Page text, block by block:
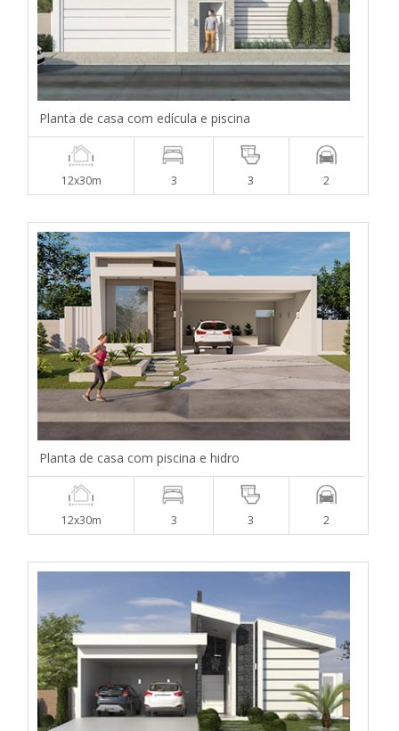
Planta de casa com edícula e piscina
12x30m 3 3 2
Planta de casa com piscina e hidro
12x30m 3 3 2